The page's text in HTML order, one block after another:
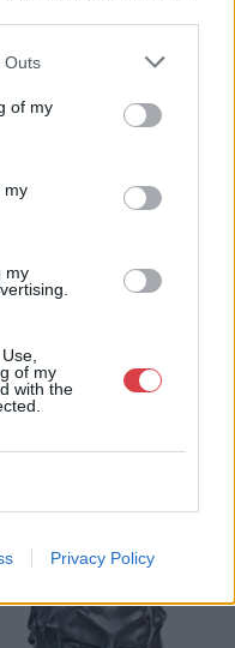
Outs
of my
my
my
of my
with the
Privacy Policy
és műtárgyak,
ezüst tárgyak, ékszerek,
Hagyatékok és
Árveréseinkre